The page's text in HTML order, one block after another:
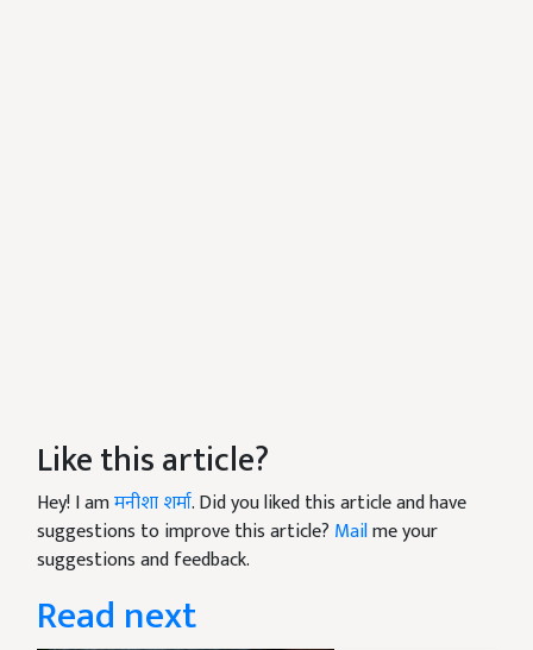
Like this article?
Hey! I amमनीशा शर्मा. Did you liked this article and have
suggestions to improve this article? Mailme your
suggestions and feedback.
Read next